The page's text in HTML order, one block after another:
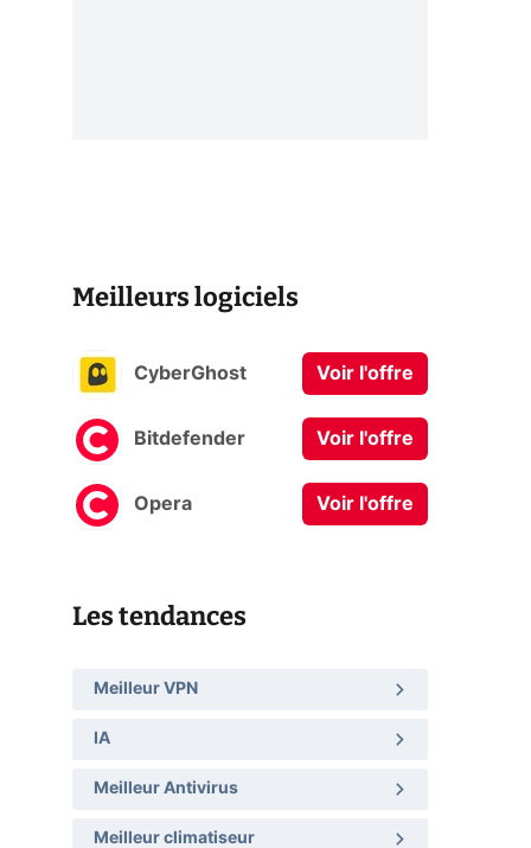
Meilleurs logiciels
CyberGhost Voir l'offre
Bitdefender Voir l'offre
Opera Voir l'offre
Les tendances
Meilleur VPN
IA
Meilleur Antivirus
Meilleur climatiseur